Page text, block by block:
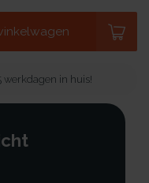
werkdagen in huis!